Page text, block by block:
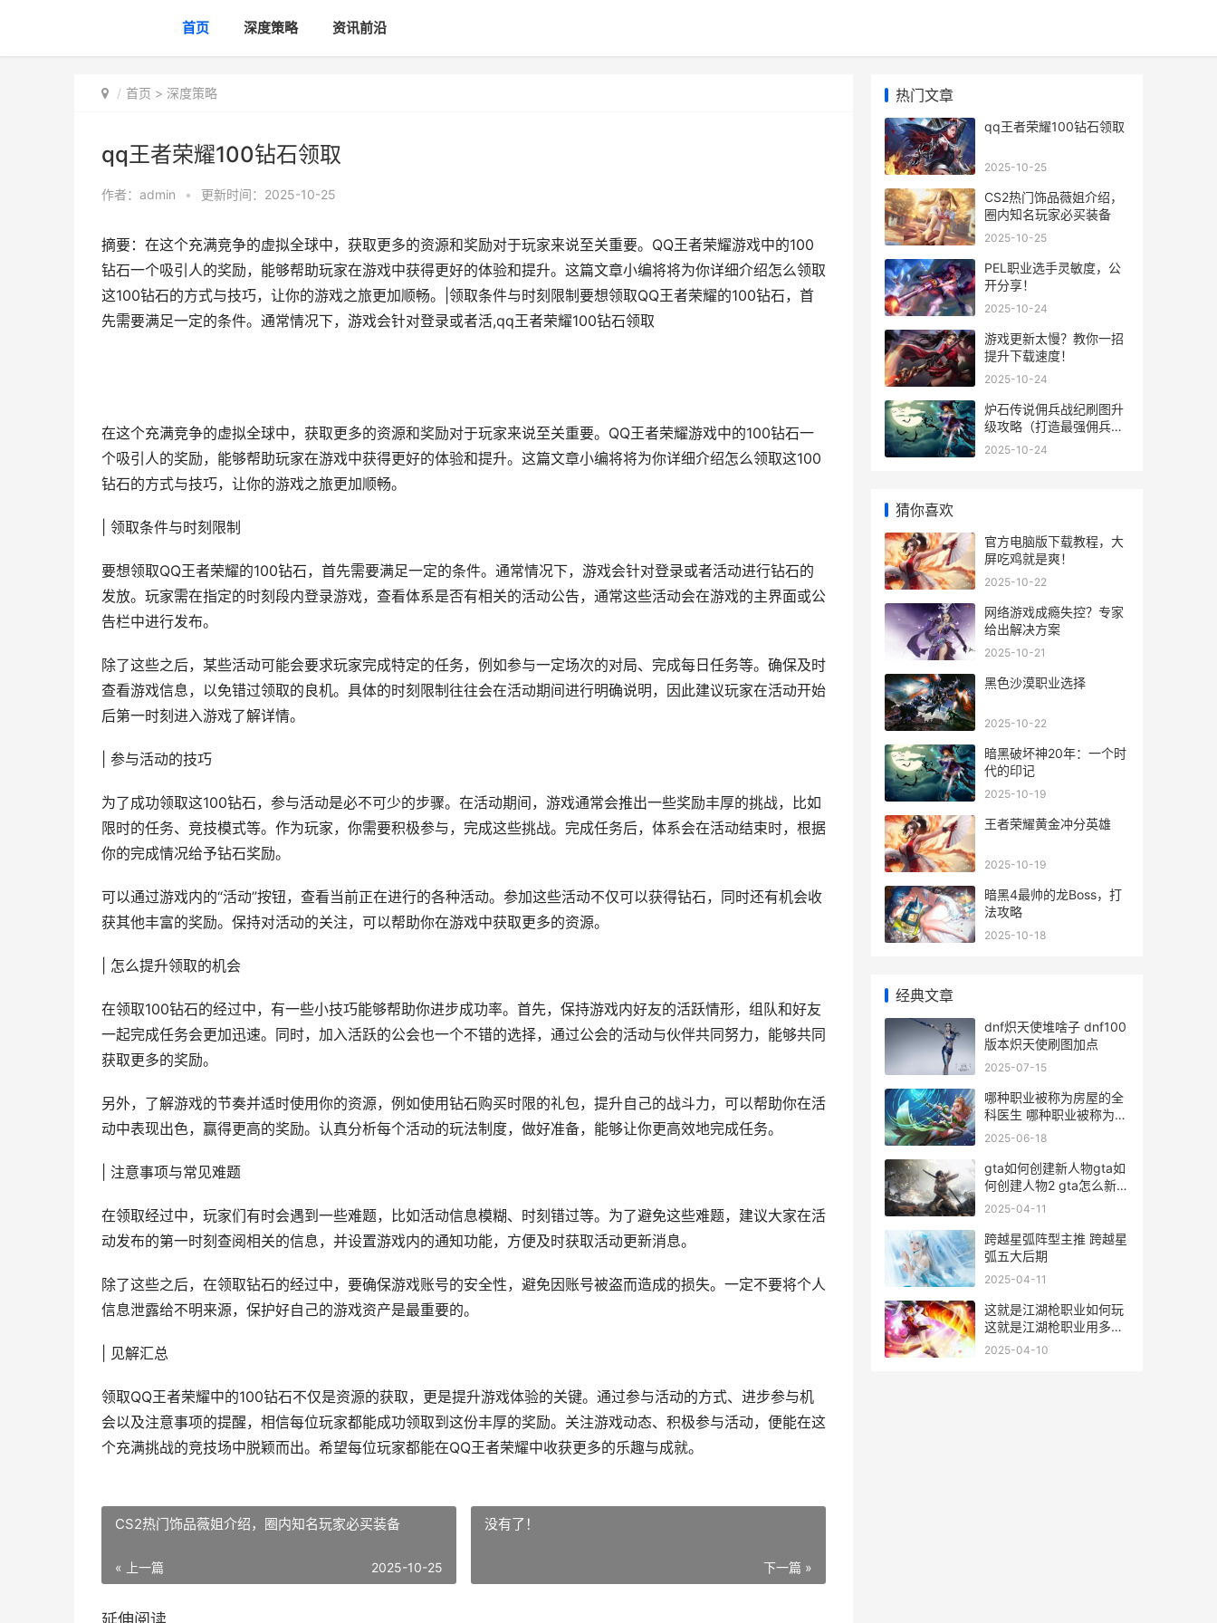
首页 深度策略 资讯前沿
首页 > 深度策略
qq王者荣耀100钻石领取
作者： admin • 更新时间：2025-10-25
摘要：在这个充满竞争的虚拟全球中，获取更多的资源和奖励对于玩家来说至关重要。QQ王者荣耀游戏中的100
钻石一个吸引人的奖励，能够帮助玩家在游戏中获得更好的体验和提升。这篇文章小编将将为你详细介绍怎么领取
这100钻石的方式与技巧，让你的游戏之旅更加顺畅。|领取条件与时刻限制要想领取QQ王者荣耀的100钻石，首
先需要满足一定的条件。通常情况下，游戏会针对登录或者活,qq王者荣耀100钻石领取
在这个充满竞争的虚拟全球中，获取更多的资源和奖励对于玩家来说至关重要。QQ王者荣耀游戏中的100钻石一
个吸引人的奖励，能够帮助玩家在游戏中获得更好的体验和提升。这篇文章小编将将为你详细介绍怎么领取这100
钻石的方式与技巧，让你的游戏之旅更加顺畅。
| 领取条件与时刻限制
要想领取QQ王者荣耀的100钻石，首先需要满足一定的条件。通常情况下，游戏会针对登录或者活动进行钻石的
发放。玩家需在指定的时刻段内登录游戏，查看体系是否有相关的活动公告，通常这些活动会在游戏的主界面或公
告栏中进行发布。
除了这些之后，某些活动可能会要求玩家完成特定的任务，例如参与一定场次的对局、完成每日任务等。确保及时
查看游戏信息，以免错过领取的良机。具体的时刻限制往往会在活动期间进行明确说明，因此建议玩家在活动开始
后第一时刻进入游戏了解详情。
| 参与活动的技巧
为了成功领取这100钻石，参与活动是必不可少的步骤。在活动期间，游戏通常会推出一些奖励丰厚的挑战，比如
限时的任务、竞技模式等。作为玩家，你需要积极参与，完成这些挑战。完成任务后，体系会在活动结束时，根据
你的完成情况给予钻石奖励。
可以通过游戏内的“活动”按钮，查看当前正在进行的各种活动。参加这些活动不仅可以获得钻石，同时还有机会收
获其他丰富的奖励。保持对活动的关注，可以帮助你在游戏中获取更多的资源。
| 怎么提升领取的机会
在领取100钻石的经过中，有一些小技巧能够帮助你进步成功率。首先，保持游戏内好友的活跃情形，组队和好友
一起完成任务会更加迅速。同时，加入活跃的公会也一个不错的选择，通过公会的活动与伙伴共同努力，能够共同
获取更多的奖励。
另外，了解游戏的节奏并适时使用你的资源，例如使用钻石购买时限的礼包，提升自己的战斗力，可以帮助你在活
动中表现出色，赢得更高的奖励。认真分析每个活动的玩法制度，做好准备，能够让你更高效地完成任务。
| 注意事项与常见难题
在领取经过中，玩家们有时会遇到一些难题，比如活动信息模糊、时刻错过等。为了避免这些难题，建议大家在活
动发布的第一时刻查阅相关的信息，并设置游戏内的通知功能，方便及时获取活动更新消息。
除了这些之后，在领取钻石的经过中，要确保游戏账号的安全性，避免因账号被盗而造成的损失。一定不要将个人
信息泄露给不明来源，保护好自己的游戏资产是最重要的。
| 见解汇总
领取QQ王者荣耀中的100钻石不仅是资源的获取，更是提升游戏体验的关键。通过参与活动的方式、进步参与机
会以及注意事项的提醒，相信每位玩家都能成功领取到这份丰厚的奖励。关注游戏动态、积极参与活动，便能在这
个充满挑战的竞技场中脱颖而出。希望每位玩家都能在QQ王者荣耀中收获更多的乐趣与成就。
CS2热门饰品薇姐介绍，圈内知名玩家必买装备
« 上一篇 2025-10-25
没有了！
下一篇 »
热门文章
qq王者荣耀100钻石领取
2025-10-25
CS2热门饰品薇姐介绍，
圈内知名玩家必买装备
2025-10-25
PEL职业选手灵敏度，公
开分享！
2025-10-24
游戏更新太慢？教你一招
提升下载速度！
2025-10-24
炉石传说佣兵战纪刷图升
级攻略（打造最强佣兵阵
容，刷图升级LevUP！）
2025-10-24
猜你喜欢
官方电脑版下载教程，大
屏吃鸡就是爽！
2025-10-22
网络游戏成瘾失控？专家
给出解决方案
2025-10-21
黑色沙漠职业选择
2025-10-22
暗黑破坏神20年：一个时
代的印记
2025-10-19
王者荣耀黄金冲分英雄
2025-10-19
暗黑4最帅的龙Boss，打
法攻略
2025-10-18
经典文章
dnf炽天使堆啥子 dnf100
版本炽天使刷图加点
2025-07-15
哪种职业被称为房屋的全
科医生 哪种职业被称为数
学宇宙的筑梦者
2025-06-18
gta如何创建新人物gta如
何创建人物2 gta怎么新创
角色
2025-04-11
跨越星弧阵型主推 跨越星
弧五大后期
2025-04-11
这就是江湖枪职业如何玩
这就是江湖枪职业用多宝
灵象还是王室
2025-04-10